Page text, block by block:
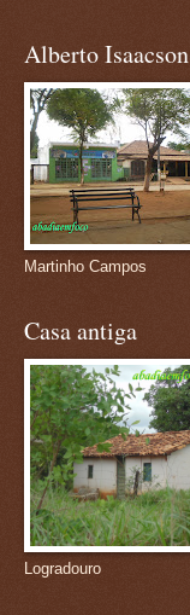
Alberto Isaacson
Martinho Campos
Casa antiga
Logradouro